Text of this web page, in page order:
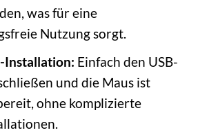
was für eine
Nutzung sorgt.
Installation: Einfach den USB-
und die Maus ist
ohne komplizierte